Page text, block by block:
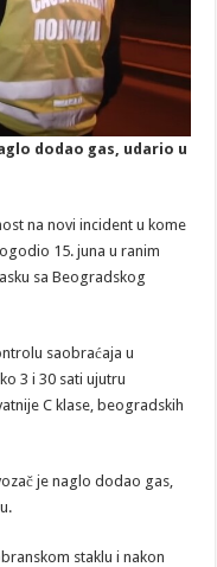
dodao gas, udario u
na novi incident u kome
15. juna u ranim
sa Beogradskog
saobraćaja u
3 i 30 sati ujutru
C klase, beogradskih
je naglo dodao gas,
staklu i nakon